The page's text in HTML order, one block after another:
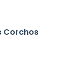
Corchos